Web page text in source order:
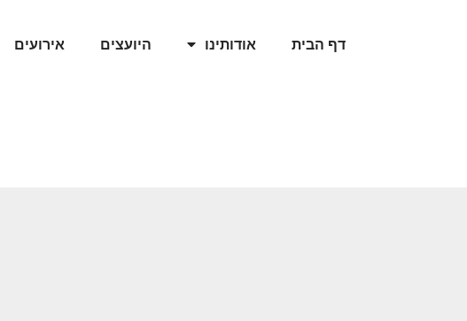
דף הבית אודותינו היועצים אירועים